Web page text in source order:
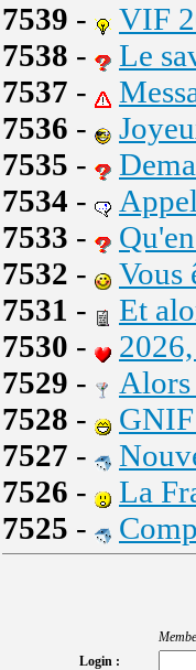
7539 - VIF
7538 - Le
7537 -
7536 -
7535 -
7534 -
7533 -
7532 - Vous
7531 -
Et
7530 -
7529 - Alors
7528 -
7527 -
7526 - La
7525 -
Login :